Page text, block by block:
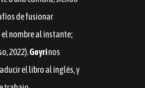
de fusionar
el nombre al instante;
2022).Goyrinos
el libro al inglés, y